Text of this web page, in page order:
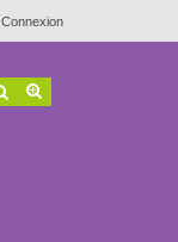
Connexion
Rechercher